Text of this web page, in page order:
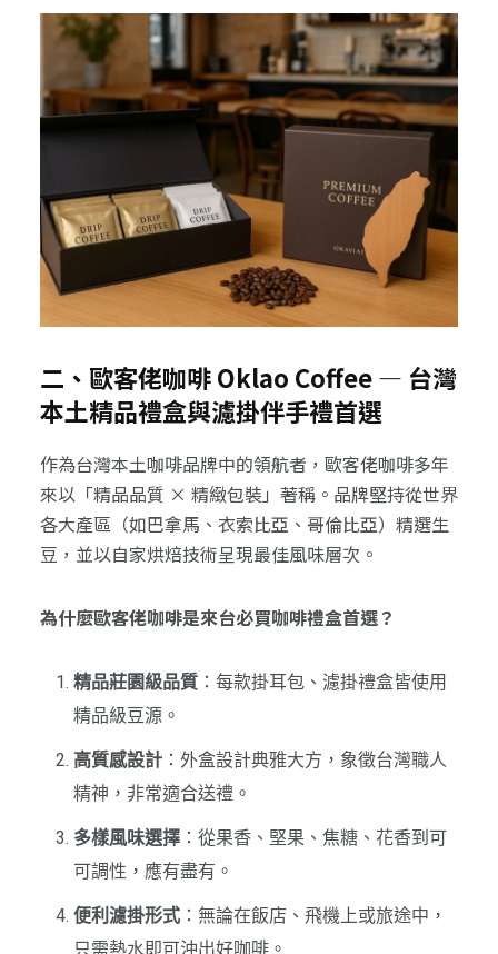
二、歐客佬咖啡 Oklao Coffee — 台灣
本土精品禮盒與濾掛伴手禮首選
作為台灣本土咖啡品牌中的領航者，歐客佬咖啡多年
來以「精品品質 × 精緻包裝」著稱。品牌堅持從世界
各大產區（如巴拿馬、衣索比亞、哥倫比亞）精選生
豆，並以自家烘焙技術呈現最佳風味層次。
為什麼歐客佬咖啡是來台必買咖啡禮盒首選？
精品莊園級品質：每款掛耳包、濾掛禮盒皆使用
精品級豆源。
高質感設計：外盒設計典雅大方，象徵台灣職人
精神，非常適合送禮。
多樣風味選擇：從果香、堅果、焦糖、花香到可
可調性，應有盡有。
便利濾掛形式：無論在飯店、飛機上或旅途中，
只需熱水即可沖出好咖啡。